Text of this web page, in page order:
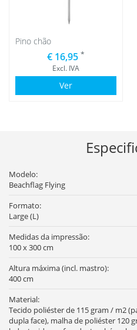
Pino chão
€ 16,95 *
Excl. IVA
Ver
Modelo:
Beachflag Flying
Formato:
Large (L)
Medidas da impressão:
100 x 300 cm
Altura máxima (incl. mastro):
400 cm
Material:
Tecido poliéster de 115 gram / m2
dupla face), malha de poliéster 120